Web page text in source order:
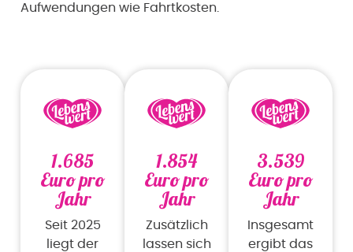
Aufwendungen wie Fahrtkosten.
1.685
Euro pro
Jahr
Seit 2025
liegt der
1.854
Euro pro
Jahr
Zusätzlich
lassen sich
3.539
Euro pro
Jahr
Insgesamt
ergibt das